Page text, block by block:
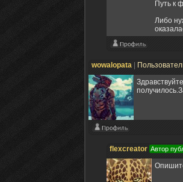
Путь к
Либо
wowalopata
flexcreator Автор